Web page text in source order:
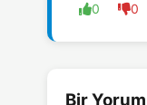
0 0
Bir Yorum